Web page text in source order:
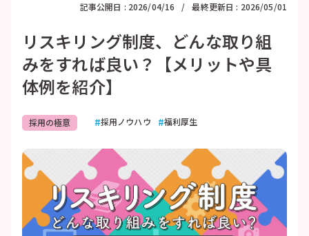
記事公開日 : 2026/04/16 最終更新日 : 2026/05/01
リスキリング制度、どんな取り組
みをすれば良い？【メリットや具
体例を紹介】
採用の極意 採用ノウハウ 福利厚生